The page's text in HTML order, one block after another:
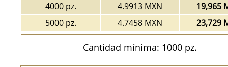
4000 pz.
4.9913 MXN
19,965
5000 pz.
4.7458 MXN 23,729
Cantidad mínima: 1000 pz.